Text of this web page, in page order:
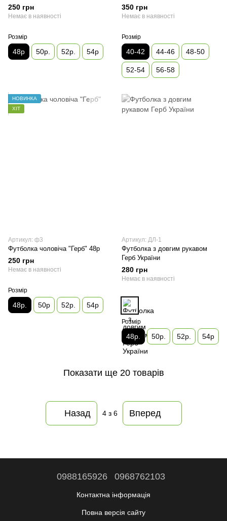
250 грн
Немає в наявності
Розмір
48р 50р. 52р. 54р
350 грн
Немає в наявності
Розмір
40-42 44-46 48-50
52-54 56-58
НОВИНКА
ХІТ
Артикул: ф3
Футболка чоловіча "Герб" 48р
250 грн
Немає в наявності
Розмір
48р. 50р 52р. 54р
Артикул: ДЛ-1
Футболка з довгим рукавом
Герб України
280 грн
Немає в наявності
Розмір
48р. 50р. 52р. 54р
Показати ще 20 товарів
Назад 4з 6 Вперед
0988165926 0968762103
Контактна інформація
Повна версія сайту